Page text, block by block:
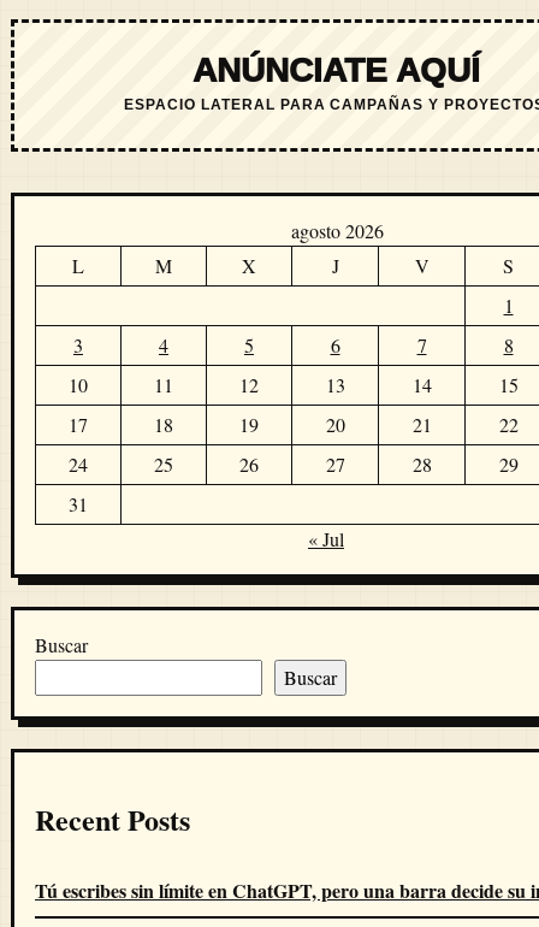
ANÚNCIATE AQUÍ
ESPACIO LATERAL PARA CAMPAÑAS Y
agosto 2026
L
M X J V
S
1
3
4 5 6 7
8
10
11 12 13 14
15
17
18 19 20 21
22
24
25 26 27 28
29
31
« Jul
Buscar
Buscar
Recent Posts
Tú escribes sin límite en ChatGPT, pero una barra decide su